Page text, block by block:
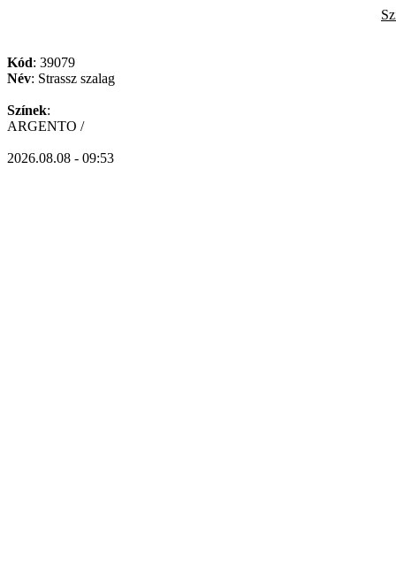
Kód: 39079
Név: Strassz szalag
Színek:
ARGENTO /
2026.08.08 - 09:53